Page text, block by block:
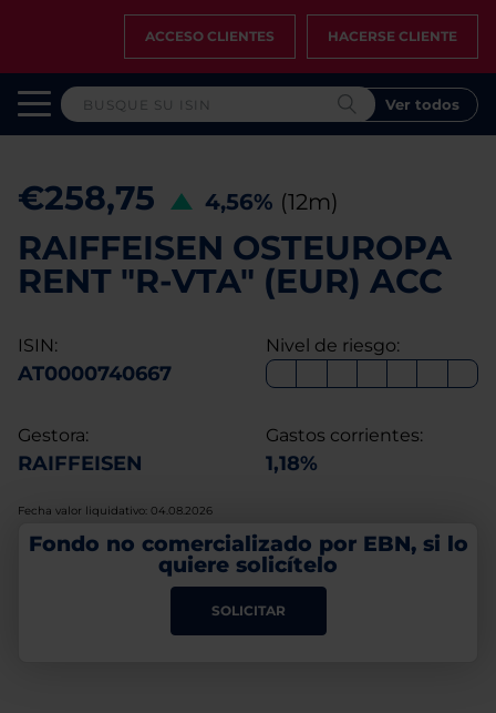
ACCESO CLIENTES HACERSE CLIENTE
Ver todos
€258,75 4,56% (12m)
RAIFFEISEN OSTEUROPA
RENT "R-VTA" (EUR) ACC
ISIN:
AT0000740667
Nivel de riesgo:
Gestora:
RAIFFEISEN
Gastos corrientes:
1,18%
Fecha valor liquidativo: 04.08.2026
Fondo no comercializado por EBN, si lo
quiere solicítelo
SOLICITAR